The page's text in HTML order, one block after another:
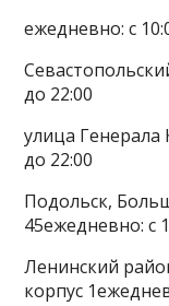
ежедневно: с
до 22:00
улица Генерала
до 22:00
Подольск,
45ежедневно: с
Ленинский
корпус